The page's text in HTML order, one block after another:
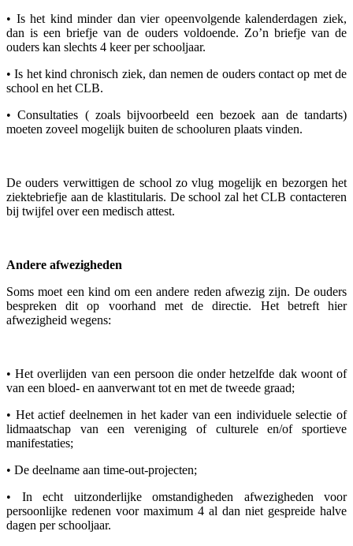
• Is het kind minder dan vier opeenvolgende kalenderdagen ziek,
dan is een briefje van de ouders voldoende. Zo’n briefje van de
ouders kan slechts 4 keer per schooljaar.
• Is het kind chronisch ziek, dan nemen de ouders contact op met de
school en het CLB.
• Consultaties ( zoals bijvoorbeeld een bezoek aan de tandarts)
moeten zoveel mogelijk buiten de schooluren plaats vinden.
De ouders verwittigen de school zo vlug mogelijk en bezorgen het
ziektebriefje aan de klastitularis. De school zal het CLB contacteren
bij twijfel over een medisch attest.
Andere afwezigheden
Soms moet een kind om een andere reden afwezig zijn. De ouders
bespreken dit op voorhand met de directie. Het betreft hier
afwezigheid wegens:
• Het overlijden van een persoon die onder hetzelfde dak woont of
van een bloed- en aanverwant tot en met de tweede graad;
• Het actief deelnemen in het kader van een individuele selectie of
lidmaatschap van een vereniging of culturele en/of sportieve
manifestaties;
• De deelname aan time-out-projecten;
• In echt uitzonderlijke omstandigheden afwezigheden voor
persoonlijke redenen voor maximum 4 al dan niet gespreide halve
dagen per schooljaar.